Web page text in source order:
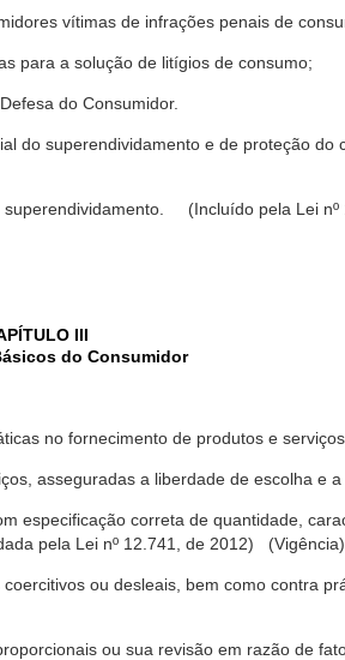
vítimas de infrações penais de
para a solução de litígios de consumo;
do Consumidor.
do superendividamento e de proteção
superendividamento. (Incluído pela Lei nº
III
do Consumidor
no fornecimento de produtos e
asseguradas a liberdade de escolha e
especificação correta de quantidade,
pela Lei nº 12.741, de 2012) (Vigência)
ou desleais, bem como contra
ou sua revisão em razão de